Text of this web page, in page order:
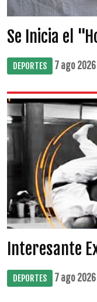
Se Inicia el
DEPORTES 7 ago 2026
Interesante
DEPORTES 7 ago 2026